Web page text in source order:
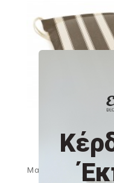
Μαξιλάρι